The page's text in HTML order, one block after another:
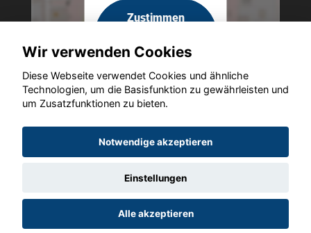
Zustimmen
aktivieren
Copyright © 2026. Autohaus Westphal
Datenschutz Impressum AGB
Wir verwenden Cookies
Diese Webseite verwendet Cookies und ähnliche
Technologien, um die Basisfunktion zu gewährleisten und
um Zusatzfunktionen zu bieten.
Notwendige akzeptieren
Einstellungen
Alle akzeptieren